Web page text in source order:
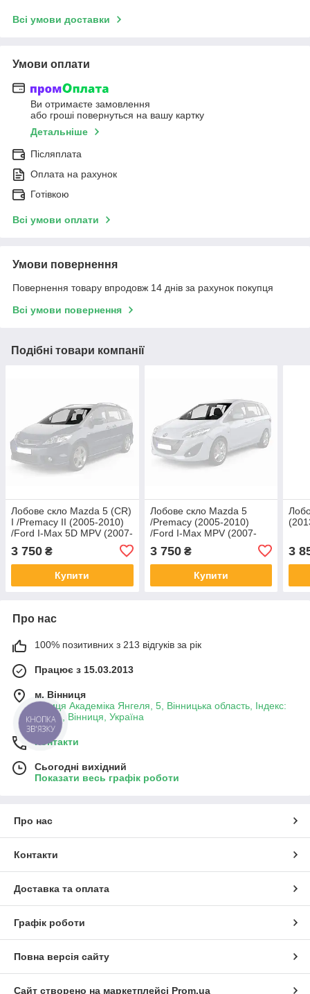
Всі умови доставки
Умови оплати
Ви отримаєте замовлення
або гроші повернуться на вашу картку
Детальніше
Післяплата
Оплата на рахунок
Готівкою
Всі умови оплати
Умови повернення
Повернення товару впродовж 14 днів за рахунок покупця
Всі умови повернення
Подібні товари компанії
Лобове скло Mazda 5 (CR)
I /Premacy II (2005-2010)
/Ford I-Max 5D MPV (2007-
3 750 ₴
Купити
Лобове скло Mazda 5
/Premacy (2005-2010)
/Ford I-Max MPV (2007-
2011) /Мазда 5 /Премаси з
датчиком
3 750₴
Купити
3
Про нас
100% позитивних з 213 відгуків за рік
Працює з 15.03.2013
м. Вінниця
вулиця Академіка Янгеля, 5, Вінницька область, Індекс:
21001, Вінниця, Україна
Контакти
Сьогодні вихідний
Показати весь графік роботи
Про нас
Контакти
Доставка та оплата
Графік роботи
Повна версія сайту
Сайт створено на маркетплейсі Prom.ua
КНОПКА
ЗВ'ЯЗКУ